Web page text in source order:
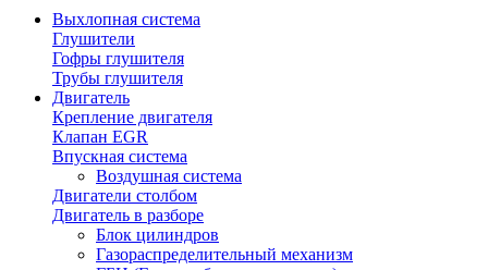
Выхлопная система
Глушители
Гофры глушителя
Трубы глушителя
Двигатель
Крепление двигателя
Клапан EGR
Впускная система
Воздушная система
Двигатели столбом
Двигатель в разборе
Блок цилиндров
Газораспределительный механизм